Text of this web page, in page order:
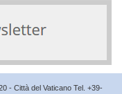
- Città del Vaticano Tel. +39-